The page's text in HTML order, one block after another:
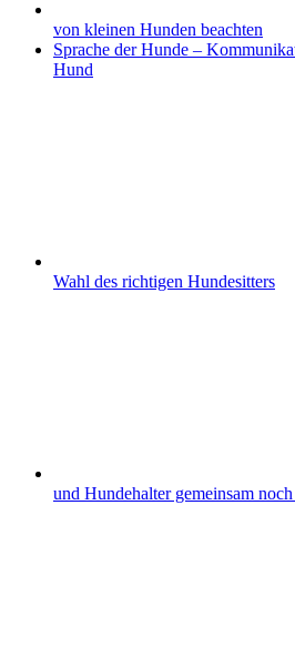
von kleinen Hunden beachten
Sprache der Hunde –
Hund
Wahl des richtigen Hundesitters
und Hundehalter gemeinsam